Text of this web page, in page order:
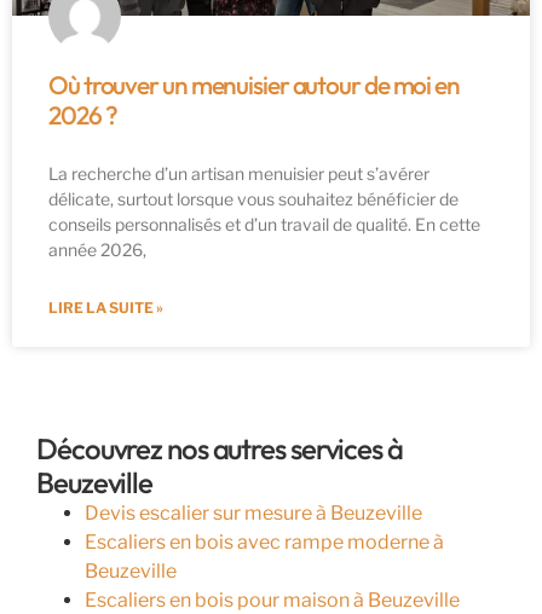
Où trouver un menuisier autour de moi en
2026 ?
La recherche d’un artisan menuisier peut s’avérer
délicate, surtout lorsque vous souhaitez bénéficier de
conseils personnalisés et d’un travail de qualité. En cette
année 2026,
LIRE LA SUITE »
Découvrez nos autres services à
Beuzeville
Devis escalier sur mesure à Beuzeville
Escaliers en bois avec rampe moderne à
Beuzeville
Escaliers en bois pour maison à Beuzeville